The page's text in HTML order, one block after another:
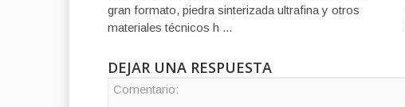
gran formato, piedra sinterizada ultrafina y otros
materiales técnicos h ...
DEJAR UNA RESPUESTA